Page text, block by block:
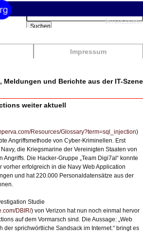
Impressum
Suchbegriffe
Suchen
Meldungen und Berichte aus der IT-Szene
weiter aktuell
Resources/Glossary?term=sql_injection)
Angriffsmethode von Cyber-Kriminellen. Erst
die Kriegsmarine der Vereinigten Staaten von
Angriffs. Die Hacker-Gruppe „Team Digi7al“ konnte
vorher erfolgreich in die Navy Web Application
und hat 220.000 Personaldatensätze aus der
Studie
DBIR/) von Verizon hat nun noch einmal hervor
auf dem Vormarsch sind. Die Aussage: „Web
der sprichwörtliche Sandsack im Internet.“ bringt es